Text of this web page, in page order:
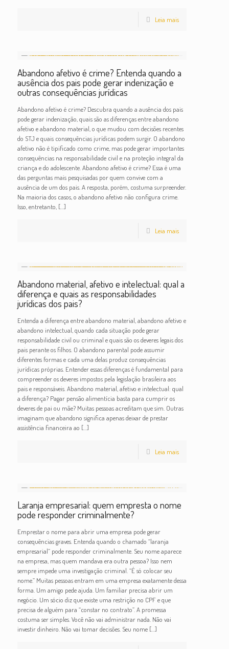
Leia mais
Abandono afetivo é crime? Entenda quando a
ausência dos pais pode gerar indenização e
outras consequências jurídicas
Abandono afetivo é crime? Descubra quando a ausência dos pais
pode gerar indenização, quais são as diferenças entre abandono
afetivo e abandono material, o que mudou com decisões recentes
do STJ e quais consequências jurídicas podem surgir. O abandono
afetivo não é tipificado como crime, mas pode gerar importantes
consequências na responsabilidade civil e na proteção integral da
criança e do adolescente. Abandono afetivo é crime? Essa é uma
das perguntas mais pesquisadas por quem convive com a
ausência de um dos pais. A resposta, porém, costuma surpreender.
Na maioria dos casos, o abandono afetivo não configura crime.
Isso, entretanto, […]
Leia mais
Abandono material, afetivo e intelectual: qual a
diferença e quais as responsabilidades
jurídicas dos pais?
Entenda a diferença entre abandono material, abandono afetivo e
abandono intelectual, quando cada situação pode gerar
responsabilidade civil ou criminal e quais são os deveres legais dos
pais perante os filhos. O abandono parental pode assumir
diferentes formas e cada uma delas produz consequências
jurídicas próprias. Entender essas diferenças é fundamental para
compreender os deveres impostos pela legislação brasileira aos
pais e responsáveis. Abandono material, afetivo e intelectual: qual
a diferença? Pagar pensão alimentícia basta para cumprir os
deveres de pai ou mãe? Muitas pessoas acreditam que sim. Outras
imaginam que abandono significa apenas deixar de prestar
assistência financeira ao […]
Leia mais
Laranja empresarial: quem empresta o nome
pode responder criminalmente?
Emprestar o nome para abrir uma empresa pode gerar
consequências graves. Entenda quando o chamado “laranja
empresarial” pode responder criminalmente. Seu nome aparece
na empresa, mas quem mandava era outra pessoa? Isso nem
sempre impede uma investigação criminal. “É só colocar seu
nome.” Muitas pessoas entram em uma empresa exatamente dessa
forma. Um amigo pede ajuda. Um familiar precisa abrir um
negócio. Um sócio diz que existe uma restrição no CPF e que
precisa de alguém para “constar no contrato”. A promessa
costuma ser simples. Você não vai administrar nada. Não vai
investir dinheiro. Não vai tomar decisões. Seu nome[…]